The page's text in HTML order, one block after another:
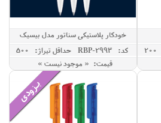
خودکار پلاستیکی سناتور مدل بیسیک
کد: RBP-2993
حداقل تيراژ: 500
قیمت: « موجود نیست »